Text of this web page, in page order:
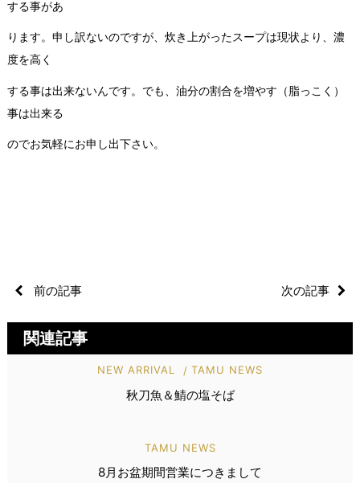
する事があ
ります。申し訳ないのですが、炊き上がったスープは現状より、濃
度を高く
する事は出来ないんです。でも、油分の割合を増やす（脂っこく）
事は出来る
のでお気軽にお申し出下さい。
前の記事 次の記事
関連記事
NEW ARRIVAL TAMU NEWS
秋刀魚＆鯖の塩そば
TAMU NEWS
8月お盆期間営業につきまして